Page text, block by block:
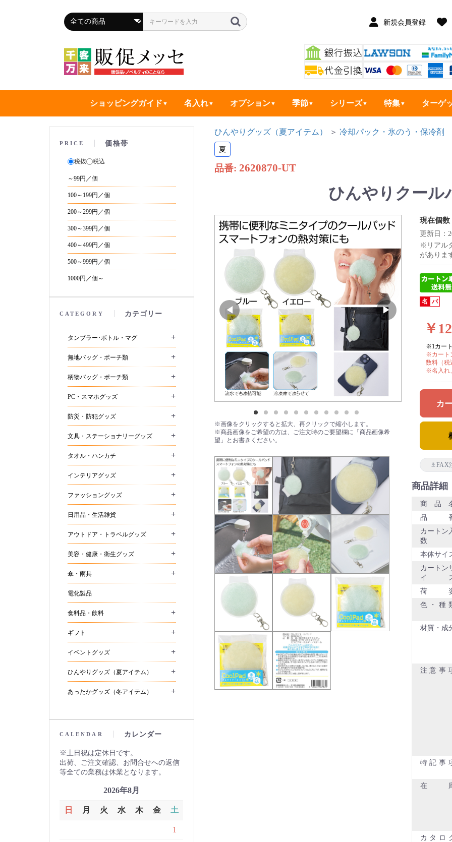
新規会員登録
ショッピングガイド 名入れ オプション 季節 シリーズ 特集 ターゲ
PRICE 価格帯
税抜 税込
～99円／個
100～199円／個
200～299円／個
300～399円／個
400～499円／個
500～999円／個
1000円／個～
CATEGORY カテゴリー
タンブラー･ボトル・マグ +
無地バッグ・ポーチ類 +
柄物バッグ・ポーチ類 +
PC・スマホグッズ +
防災・防犯グッズ +
文具・ステーショナリーグッズ +
タオル・ハンカチ +
インテリアグッズ +
ファッショングッズ +
日用品・生活雑貨 +
アウトドア・トラベルグッズ +
美容・健康・衛生グッズ +
傘・雨具 +
電化製品
食料品・飲料 +
ギフト +
イベントグッズ +
ひんやりグッズ（夏アイテム） +
あったかグッズ（冬アイテム） +
CALENDAR カレンダー
土日祝は定休日です。
出荷、ご注文確認、お問合せへの返信
等全ての業務は休業となります。
2026年8月
日 月 火 水 木 金 土
1
ひんやりグッズ（夏アイテム） ＞ 冷却パック・氷のう・保冷剤
夏
品番: 2620870-UT
ひんやりクール
画像をクリックすると拡大、再クリックで縮小します。
商品画像をご希望の方は、ご注文時のご要望欄に「商品画像希
望」とお書きください。
現在個数
更新日：
※リアル
がありま
名 パ
￥
※1カー
※カート
数料（税
※名入れ
カ
FAX
商品詳細
商品
品
カートン
数
本体サイ
カートン
イ
荷
色・種
材質・成
注意事
特記事
在
カタロ